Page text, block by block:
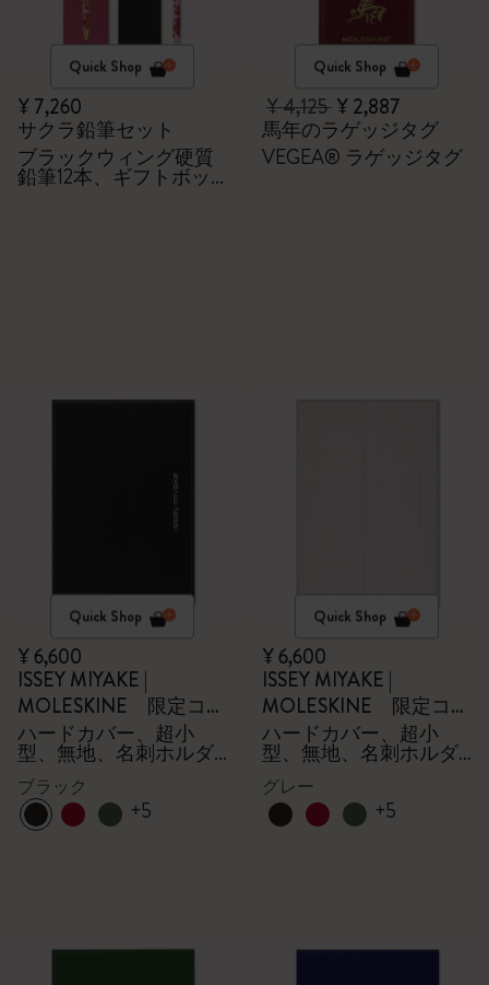
Quick Shop
¥ 7,260
サクラ鉛筆セット
ブラックウィング硬質
鉛筆12本、ギフトボッ
Quick Shop
¥ 4,125¥ 2,887
馬年のラゲッジタグ
VEGEA® ラゲッジタグ
Quick Shop
¥ 6,600
ISSEY MIYAKE |
MOLESKINE 限定コレ
クション
ハードカバー、超小
型、無地、名刺ホルダ
ー - 箱付き
ブラック
+5
Quick Shop
¥ 6,600
ISSEY MIYAKE |
MOLESKINE 限定コレ
クション
ハードカバー、超小
型、無地、名刺ホルダ
ー - 箱付き
グレー
+5